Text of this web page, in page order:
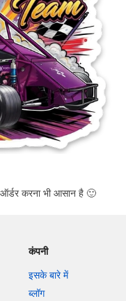
करना भी आसान है 🙂
कंपनी
इसके बारे में
ब्लॉग